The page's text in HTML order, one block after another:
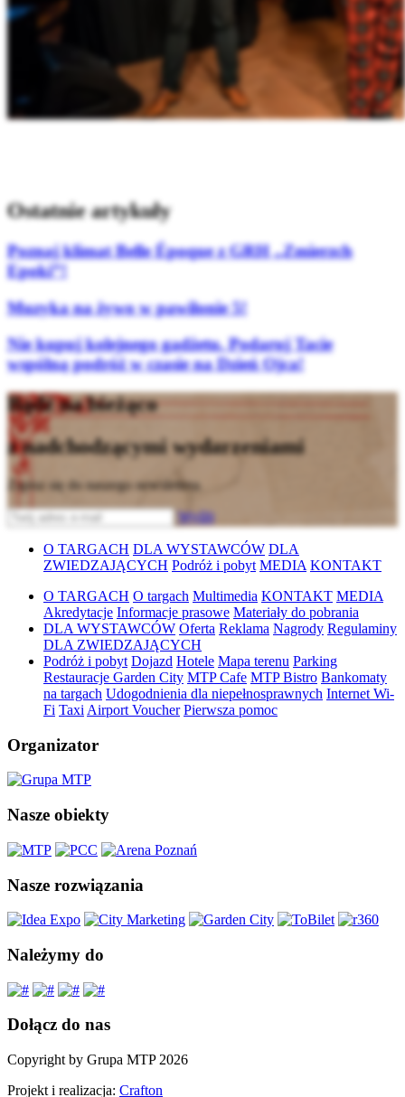
Ostatnie artykuły
Poznaj klimat Belle Époque z GRH „Zmierzch
Epoki”!
Muzyka na żywo w pawilonie 5!
Nie kupuj kolejnego gadżetu. Podaruj Tacie
wspólną podróż w czasie na Dzień Ojca!
Bądź na bieżąco
z nadchodzącymi wydarzeniami
Zapisz się do naszego newslettera
Wyślij
O TARGACH DLA WYSTAWCÓW DLA
ZWIEDZAJĄCYCH Podróż i pobyt MEDIA KONTAKT
O TARGACH O targach Multimedia KONTAKT MEDIA
Akredytacje Informacje prasowe Materiały do pobrania
DLA WYSTAWCÓW Oferta Reklama Nagrody Regulaminy
DLA ZWIEDZAJĄCYCH
Podróż i pobyt Dojazd Hotele Mapa terenu Parking
Restauracje Garden City MTP Cafe MTP Bistro Bankomaty
na targach Udogodnienia dla niepełnosprawnych Internet Wi-
Fi Taxi Airport Voucher Pierwsza pomoc
Organizator
Nasze obiekty
Nasze rozwiązania
Należymy do
Dołącz do nas
Copyright by Grupa MTP 2026
Projekt i realizacja: Crafton